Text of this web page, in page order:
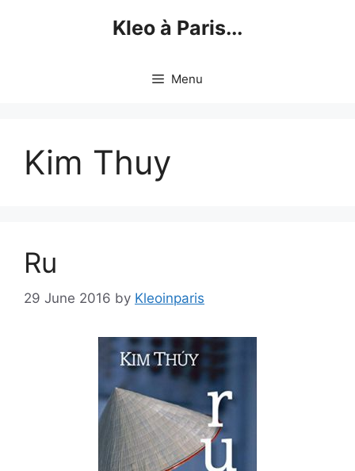
Kleo à Paris...
Menu
Kim Thuy
Ru
29 June 2016 by Kleoinparis